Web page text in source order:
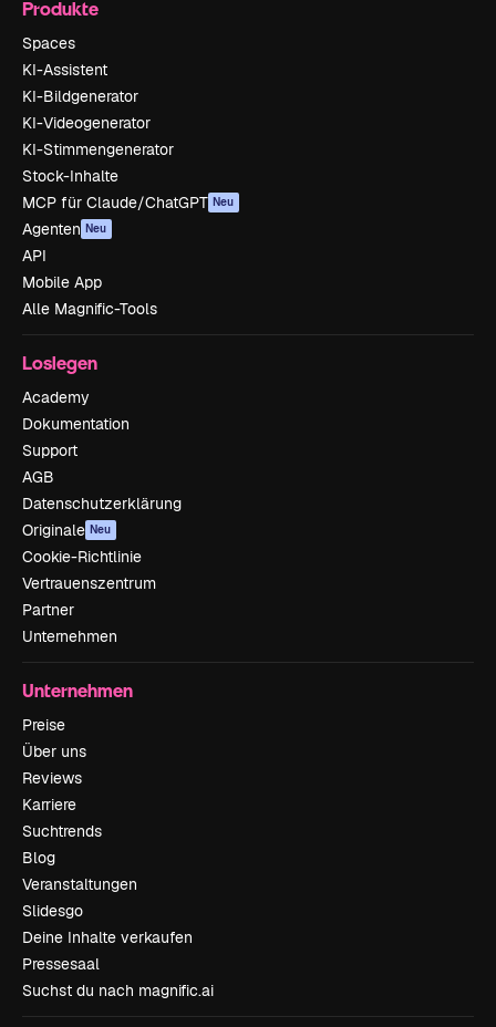
Produkte
Spaces
KI-Assistent
KI-Bildgenerator
KI-Videogenerator
KI-Stimmengenerator
Stock-Inhalte
MCP für Claude/ChatGPT Neu
Agenten Neu
API
Mobile App
Alle Magnific-Tools
Loslegen
Academy
Dokumentation
Support
AGB
Datenschutzerklärung
Originale Neu
Cookie-Richtlinie
Vertrauenszentrum
Partner
Unternehmen
Unternehmen
Preise
Über uns
Reviews
Karriere
Suchtrends
Blog
Veranstaltungen
Slidesgo
Deine Inhalte verkaufen
Pressesaal
Suchst du nach magnific.ai